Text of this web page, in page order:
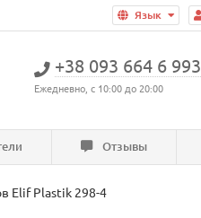
Язык
+38 093 664 6 993
Ежедневно, с 10:00 до 20:00
Отзывы
Elif Plastik 298-4